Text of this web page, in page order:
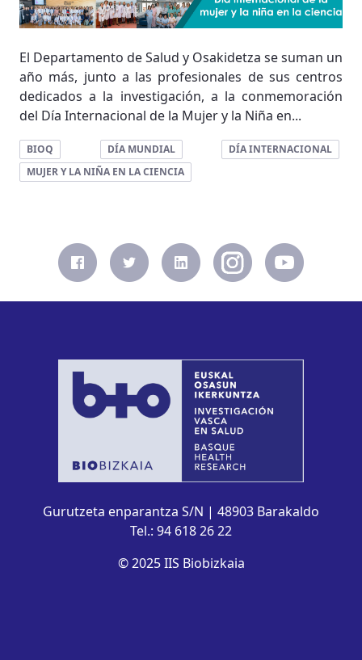
El Departamento de Salud y Osakidetza se suman un
año más, junto a las profesionales de sus centros
dedicados a la investigación, a la conmemoración
del Día Internacional de la Mujer y la Niña en...
BIOQ DÍA MUNDIAL
DÍA INTERNACIONAL
MUJER Y LA NIÑA EN LA CIENCIA
Gurutzeta enparantza S/N | 48903 Barakaldo
Tel.: 94 618 26 22
© 2025 IIS Biobizkaia